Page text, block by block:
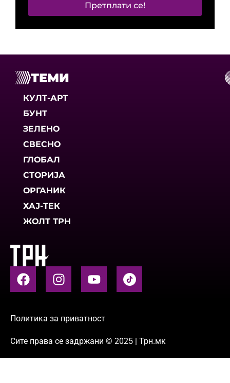
Претплати се!
ТЕМИ
КУЛТ-АРТ
БУНТ
ЗЕЛЕНО
СВЕСНО
ГЛОБАЛ
СТОРИЈА
ОРГАНИК
ХАЈ-ТЕК
ЖОЛТ ТРН
Политика за приватност
Сите права се задржани © 2025 | Трн.мк